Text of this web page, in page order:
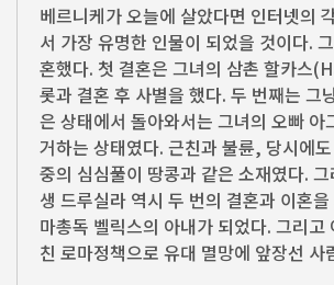
베르니케가 오늘에 살았다면 인터넷의
서 가장 유명한 인물이 되었을 것이다.
혼했다. 첫 결혼은 그녀의 삼촌 할카스
롯과 결혼 후 사별을 했다. 두 번째는 그
은 상태에서 돌아와서는 그녀의 오빠 아
거하는 상태였다. 근친과 불륜, 당시에
중의 심심풀이 땅콩과 같은 소재였다.
생 드루실라 역시 두 번의 결혼과 이혼
마총독 벨릭스의 아내가 되었다. 그리고
친 로마정책으로 유대 멸망에 앞장선 사